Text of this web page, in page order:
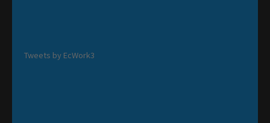
Tweets by EcWork3